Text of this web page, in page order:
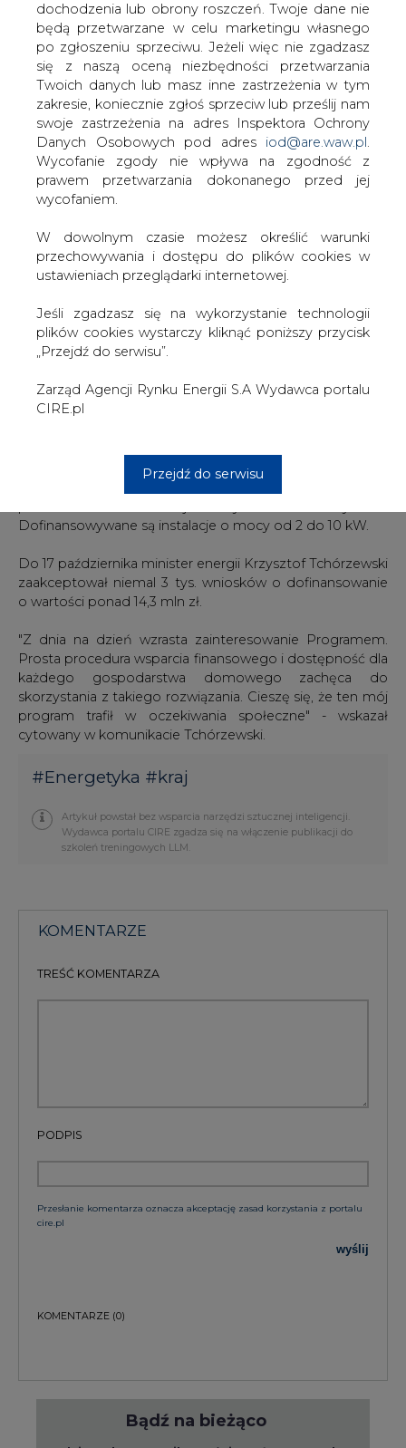
dochodzenia lub obrony roszczeń. Twoje dane nie
będą przetwarzane w celu marketingu własnego
po zgłoszeniu sprzeciwu. Jeżeli więc nie zgadzasz
się z naszą oceną niezbędności przetwarzania
Twoich danych lub masz inne zastrzeżenia w tym
zakresie, koniecznie zgłoś sprzeciw lub prześlij nam
swoje zastrzeżenia na adres Inspektora Ochrony
Danych Osobowych pod adres iod@are.waw.pl.
Wycofanie zgody nie wpływa na zgodność z
prawem przetwarzania dokonanego przed jej
wycofaniem.
W dowolnym czasie możesz określić warunki
przechowywania i dostępu do plików cookies w
ustawieniach przeglądarki internetowej.
Jeśli zgadzasz się na wykorzystanie technologii
plików cookies wystarczy kliknąć poniższy przycisk
„Przejdź do serwisu”.
Zarząd Agencji Rynku Energii S.A Wydawca portalu
CIRE.pl
Przejdź do serwisu
W Polsce po trzech kwartałach br.
działało 106 tys. 117 mikroinstalacji na
odnawialne źródła energii o łącznej
mocy 685 MW; to o 96 proc. więcej niż
pod koniec 2018 r. - poinformowało w
poniedziałek Ministerstwo Energii.
Ministerstwo wyjaśniło, że na koniec ub.r. w Polsce
funkcjonowało 54 tys. 214 mikroinstalacji (wzrost o 235
proc. względem końca 2016 r.) o łącznej mocy 343 MW
"Obecnie - po trzech kwartałach 2019 r. - funkcjonuje 106
117 mikroinstalacji (wzrost o 96 proc. względem końca
względem końca 2018 r.). Oznacza to, że skala wzrostu
mikroinstalacji pozwala przewidywać, że na koniec 2019 r.
moc zainstalowana tych instalacji może wynieść ponad
ME podkreśliło, że do wzrostu liczby mikroinstalacji w
zakup i montaż instalacji fotowoltaicznych. Budżet
programu to 1 mld zł. Dofinansowanie obejmuje do 50
Dofinansowywane są instalacje o mocy od 2 do 10 kW.
Do 17 października minister energii Krzysztof Tchórzewski
zaakceptował niemal 3 tys. wniosków o dofinansowanie
o wartości ponad 14,3 mln zł.
"Z dnia na dzień wzrasta zainteresowanie Programem.
Prosta procedura wsparcia finansowego i dostępność dla
każdego gospodarstwa domowego zachęca do
skorzystania z takiego rozwiązania. Cieszę się, że ten mój
program trafił w oczekiwania społeczne" - wskazał
cytowany w komunikacie Tchórzewski.
#Energetyka #kraj
Artykuł powstał bez wsparcia narzędzi sztucznej inteligencji.
Wydawca portalu CIRE zgadza się na włączenie publikacji do
szkoleń treningowych LLM.
KOMENTARZE
TREŚĆ KOMENTARZA
PODPIS
Przesłanie komentarza oznacza akceptację zasad korzystania z portalu
cire.pl
wyślij
KOMENTARZE (0)
Bądź na bieżąco